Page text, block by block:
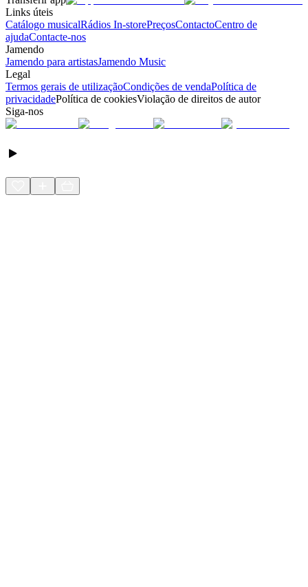
Links úteis
Catálogo musicalRádios In-storePreçosContactoCentro de
ajudaContacte-nos
Jamendo
Jamendo para artistasJamendo Music
Legal
Termos gerais de utilizaçãoCondições de vendaPolítica de
privacidadePolítica de cookiesViolação de direitos de autor
Siga-nos